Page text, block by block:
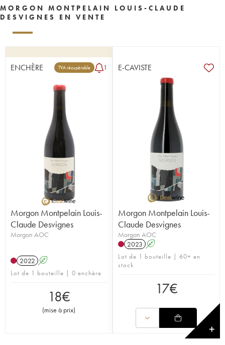
MORGON MONTPELAIN LOUIS-CLAUDE
DESVIGNES EN VENTE
ENCHÈRE TVA récupérable 1
Morgon Montpelain Louis-
Claude Desvignes
Morgon AOC
2022 A
Lot de 1 bouteille | 0 enchère
18€
(mise à prix)
E-CAVISTE
Morgon Montpelain Louis-
Claude Desvignes
Morgon AOC
2023 A
Lot de 1 bouteille | 60+ en
stock
17€
✕